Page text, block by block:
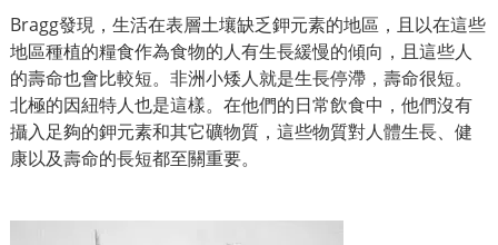
Bragg發現，生活在表層土壤缺乏鉀元素的地區，且以在這些
地區種植的糧食作為食物的人有生長緩慢的傾向，且這些人
的壽命也會比較短。非洲小矮人就是生長停滯，壽命很短。
北極的因紐特人也是這樣。在他們的日常飲食中，他們沒有
攝入足夠的鉀元素和其它礦物質，這些物質對人體生長、健
康以及壽命的長短都至關重要。